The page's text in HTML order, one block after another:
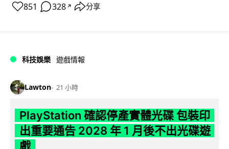
851 328 ↗ 分享
科技娛樂 遊戲情報
Lawton 21 小時
PlayStation 確認停產實體光碟 包裝印
出重要通告 2028 年 1 月後不出光碟遊
戲